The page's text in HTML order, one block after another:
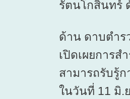
รัตนโกสินทร์
ด้าน ดาบตำร
เปิดเผยการ
สามารถรับรู้
ในวันที่ 11 มิ.